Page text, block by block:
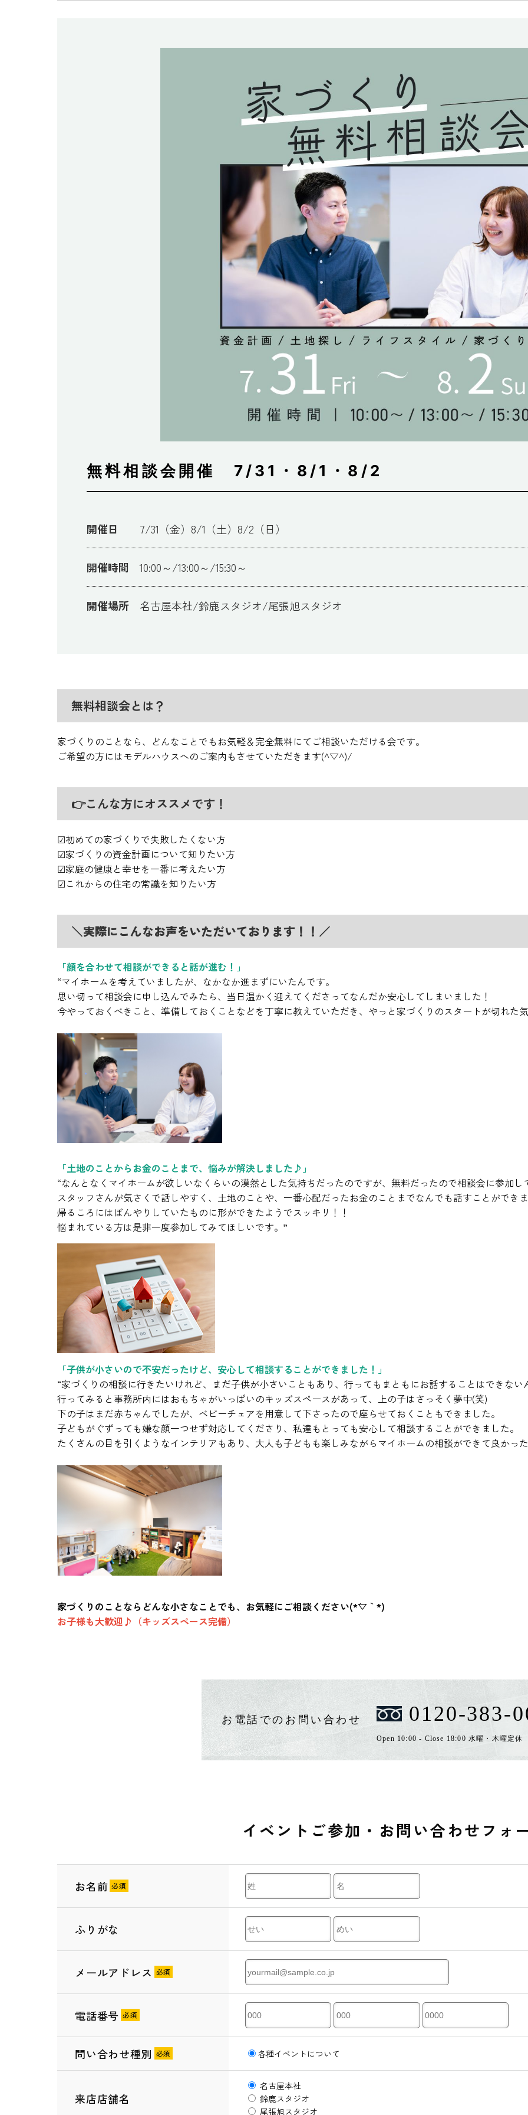
無料相談会開催 7/31・8/1・8/2
開催日 7/31（金）8/1（土）8/2（日）
開催時間 10:00～/13:00～/15:30～
開催場所 名古屋本社/鈴鹿スタジオ/尾張旭スタジオ
無料相談会とは？
家づくりのことなら、どんなことでもお気軽＆完全無料にてご相談いただける会です。
ご希望の方にはモデルハウスへのご案内もさせていただきます(^▽^)/
👉こんな方にオススメです！
☑初めての家づくりで失敗したくない方
☑家づくりの資金計画について知りたい方
☑家庭の健康と幸せを一番に考えたい方
☑これからの住宅の常識を知りたい方
＼実際にこんなお声をいただいております！！／
「顔を合わせて相談ができると話が進む！」
“マイホームを考えていましたが、なかなか進まずにいたんです。
思い切って相談会に申し込んでみたら、当日温かく迎えてくださってなんだか安心してしまいました！
今やっておくべきこと、準備しておくことなどを丁寧に教えていただき、やっと家づくりのスタートが切れた
「土地のことからお金のことまで、悩みが解決しました♪」
“なんとなくマイホームが欲しいなくらいの漠然とした気持ちだったのですが、無料だったので相談会に参加し
スタッフさんが気さくで話しやすく、土地のことや、一番心配だったお金のことまでなんでも話すことができま
帰るころにはぼんやりしていたものに形ができたようでスッキリ！！
悩まれている方は是非一度参加してみてほしいです。”
「子供が小さいので不安だったけど、安心して相談することができました！」
“家づくりの相談に行きたいけれど、まだ子供が小さいこともあり、行ってもまともにお話することはできない
行ってみると事務所内にはおもちゃがいっぱいのキッズスペースがあって、上の子はさっそく夢中(笑)
下の子はまだ赤ちゃんでしたが、ベビーチェアを用意して下さったので座らせておくこともできました。
子どもがぐずっても嫌な顔一つせず対応してくださり、私達もとっても安心して相談することができました。
たくさんの目を引くようなインテリアもあり、大人も子どもも楽しみながらマイホームの相談ができて良かっ
家づくりのことならどんな小さなことでも、お気軽にご相談ください(*´▽｀*)
お子様も大歓迎♪（キッズスペース完備）
お電話でのお問い合わせ 0120-383-
Open 10:00 - Close 18:00 水曜・木曜定休
イベントご参加・ お問い合わせフォ
お名前
ふりがな
メールアドレス
電話番号
問い合わせ種別 各種イベントについて
来店店舗名
名古屋本社
鈴鹿スタジオ
尾張旭スタジオ